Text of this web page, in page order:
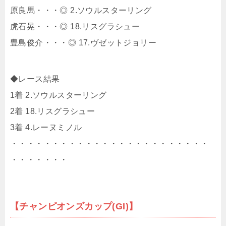
原良馬・・・◎ 2.ソウルスターリング
虎石晃・・・◎ 18.リスグラシュー
豊島俊介・・・◎ 17.ヴゼットジョリー
◆レース結果
1着 2.ソウルスターリング
2着 18.リスグラシュー
3着 4.レーヌミノル
・・・・・・・・・・・・・・・・・・・・・・・・
・・・・・・・
【チャンピオンズカップ(GI)】